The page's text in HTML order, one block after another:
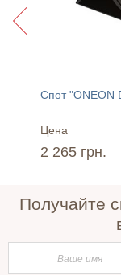
Спот "ONEON
Цена
2 265 грн.
Получайте